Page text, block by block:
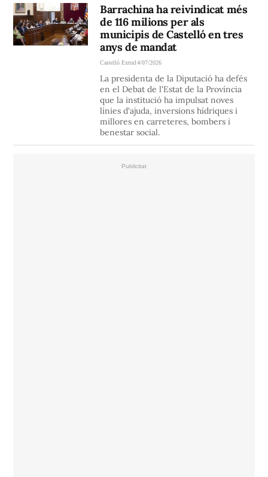
Barrachina ha reivindicat més
de 116 milions per als
municipis de Castelló en tres
anys de mandat
Castelló Extra14/07/2026
La presidenta de la Diputació ha defés
en el Debat de l'Estat de la Província
que la institució ha impulsat noves
línies d'ajuda, inversions hídriques i
millores en carreteres, bombers i
benestar social.